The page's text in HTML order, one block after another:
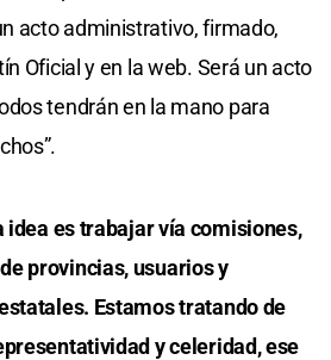
acto administrativo, firmado,
Oficial y en la web. Será un acto
tendrán en la mano para
idea es trabajar vía comisiones,
provincias, usuarios y
Estamos tratando de
y celeridad, ese